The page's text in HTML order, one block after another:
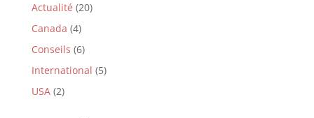
Actualité (20)
Canada (4)
Conseils (6)
International (5)
USA(2)